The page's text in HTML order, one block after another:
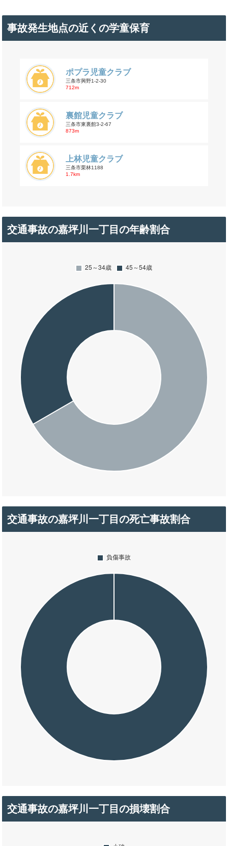
事故発生地点の近くの学童保育
ポプラ児童クラブ
三条市興野1-2-30
712m
裏館児童クラブ
三条市東裏館3-2-67
873m
上林児童クラブ
三条市栗林1188
1.7km
交通事故の嘉坪川一丁目の年齢割合
交通事故の嘉坪川一丁目の死亡事故割合
交通事故の嘉坪川一丁目の損壊割合